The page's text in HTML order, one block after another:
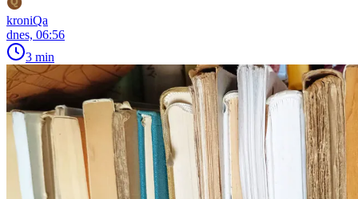
kroniQa
dnes, 06:56
3 min